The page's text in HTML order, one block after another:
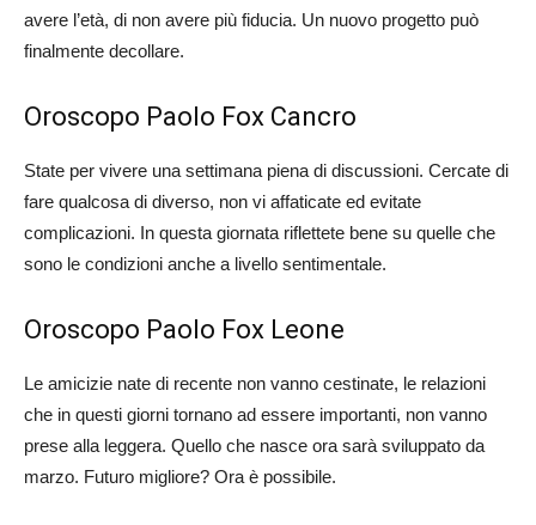
avere l’età, di non avere più fiducia. Un nuovo progetto può
finalmente decollare.
Oroscopo Paolo Fox Cancro
State per vivere una settimana piena di discussioni. Cercate di
fare qualcosa di diverso, non vi affaticate ed evitate
complicazioni. In questa giornata riflettete bene su quelle che
sono le condizioni anche a livello sentimentale.
Oroscopo Paolo Fox Leone
Le amicizie nate di recente non vanno cestinate, le relazioni
che in questi giorni tornano ad essere importanti, non vanno
prese alla leggera. Quello che nasce ora sarà sviluppato da
marzo. Futuro migliore? Ora è possibile.